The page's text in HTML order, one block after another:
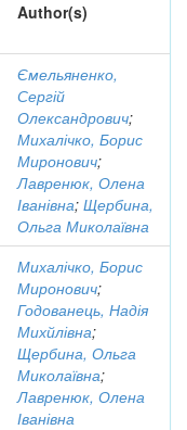
Author(s)
Ємельяненко,
Сергій
Олександрович;
Михалічко, Борис
Миронович;
Лавренюк, Олена
Іванівна; Щербина,
Ольга Миколаївна
Михалічко, Борис
Миронович;
Годованець, Надія
Михйлівна;
Щербина, Ольга
Миколаївна;
Лавренюк, Олена
Іванівна